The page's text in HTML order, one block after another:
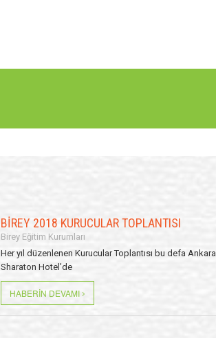
BİREY 2018 KURUCULAR TOPLANTISI
Birey Eğitim Kurumları
Her yıl düzenlenen Kurucular Toplantısı bu defa Ankara
Sharaton Hotel’de
HABERIN DEVAMI